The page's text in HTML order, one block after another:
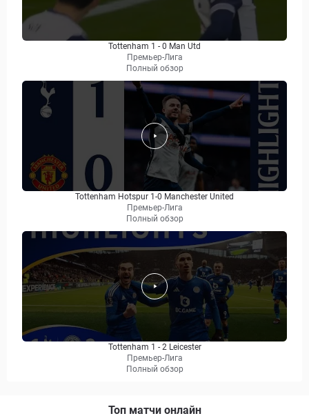
Tottenham 1 - 0 Man Utd
Премьер-Лига
Полный обзор
Tottenham Hotspur 1-0 Manchester United
Премьер-Лига
Полный обзор
Tottenham 1 - 2 Leicester
Премьер-Лига
Полный обзор
Топ матчи онлайн